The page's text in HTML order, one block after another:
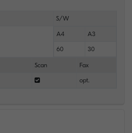
S/W
A4 A3
60 30
Scan Fax
opt.